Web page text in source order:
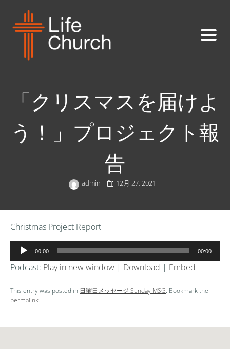
「クリスマスを届けよ
う！」プロジェクト報
告
admin 12月 27, 2021
Christmas Project Report
声
プ
ー
00:00 00:00
Podcast: Play in new window | Download | Embed
This entry was posted in 日曜日メッセージ Sunday MSG. Bookmark the
permalink.